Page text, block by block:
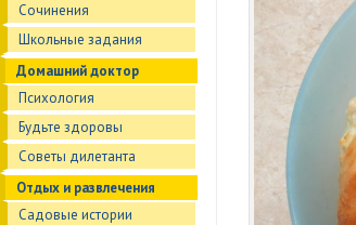
Сочинения
Школьные задания
Домашний доктор
Психология
Будьте здоровы
Советы дилетанта
Отдых и развлечения
Садовые истории